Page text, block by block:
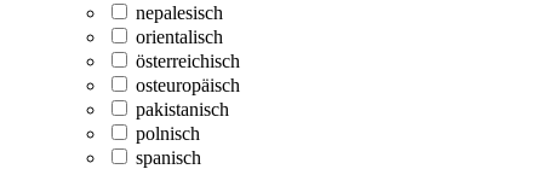
nepalesisch
orientalisch
österreichisch
osteuropäisch
pakistanisch
polnisch
spanisch